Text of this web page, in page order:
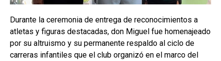
Durante la ceremonia de entrega de reconocimientos a
atletas y figuras destacadas, don Miguel fue homenajeado
por su altruismo y su permanente respaldo al ciclo de
carreras infantiles que el club organizó en el marco del